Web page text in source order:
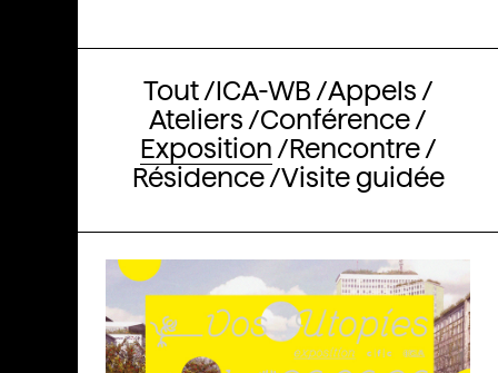
Tout ICA-WB Appels
Ateliers
Conférence
Exposition
Rencontre
Résidence Visite guidée